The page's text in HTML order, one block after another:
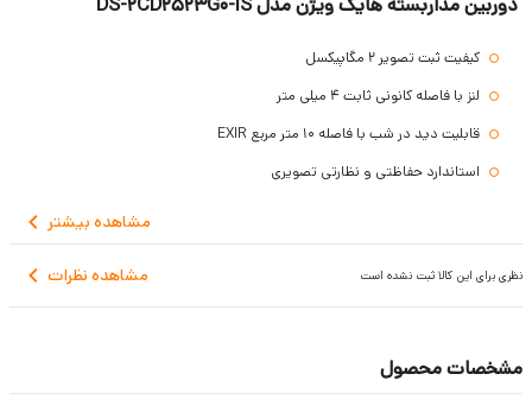
کیفیت ثبت تصویر 2 مگاپیکسل
لنز با فاصله کانونی ثابت 4 میلی متر
قابلیت دید در شب با فاصله 10 متر مربع EXIR
استاندارد حفاظتی و نظارتی تصویری
پشتیبانی از کارت حافظه SDHX و SDXC
تکنولوژی Face Detection
استاندارد وندال پروف
گارانتی 2 ساله
مشاهده بیشتر
مشاهده نظرات نظری برای این کالا ثبت نشده است
مشخصات محصول